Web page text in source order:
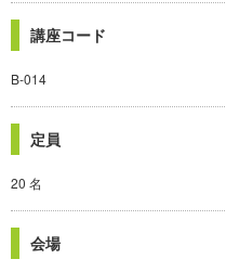
講座コード
B-014
定員
20 名
会場